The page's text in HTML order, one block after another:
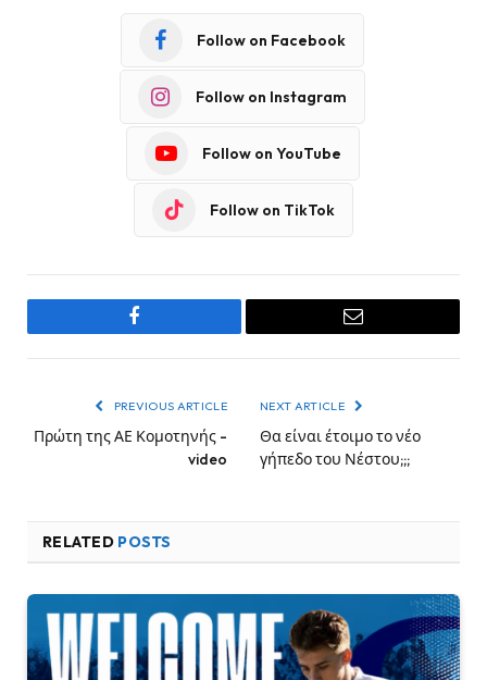
Follow on Facebook
Follow on Instagram
Follow on YouTube
Follow on TikTok
Facebook Email
PREVIOUS ARTICLE
Πρώτη της ΑΕ Κομοτηνής -
video
NEXT ARTICLE
Θα είναι έτοιμο το νέο
γήπεδο του Νέστου;;;
RELATED POSTS